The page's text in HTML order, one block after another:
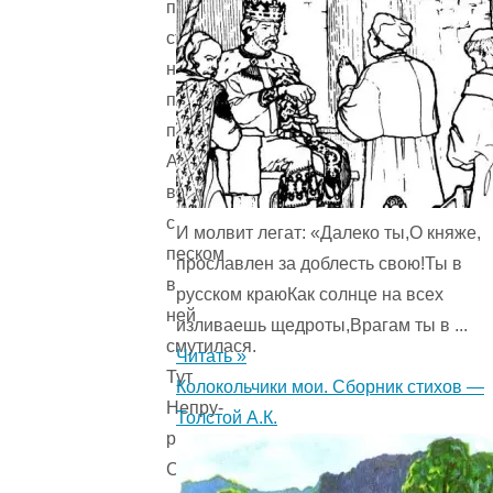
по-
старому,
не
по-
прежнему,
А
вода
с
песком
в
ней
смутилася.
Тут
Непру-
реку
Сухман
И молвит легат: «Далеко ты,О княже,
прославлен за доблесть свою!Ты в
русском краюКак солнце на всех
изливаешь щедроты,Врагам ты в ...
Читать »
Колокольчики мои. Сборник стихов —
Толстой А.К.